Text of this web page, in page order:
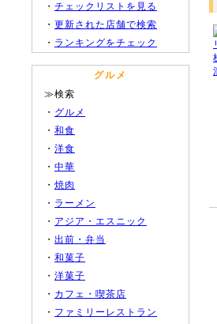
・ チェックリストを見る
・ 更新された店舗で検索
・ ランキングをチェック
グルメ
≫検索
・ グルメ
・ 和食
・ 洋食
・ 中華
・ 焼肉
・ ラーメン
・ アジア・エスニック
・ 出前・弁当
・ 和菓子
・ 洋菓子
・ カフェ・喫茶店
・ ファミリーレストラン